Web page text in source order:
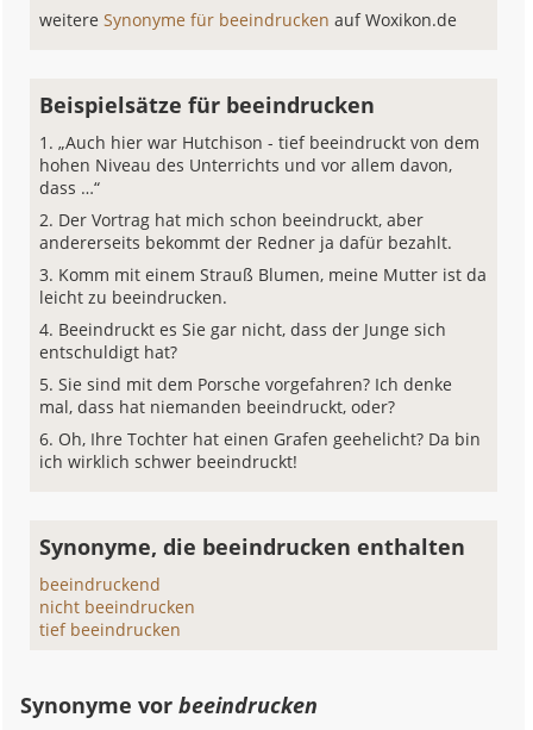
weitereSynonyme für beeindruckenauf Woxikon.de
Beispielsätze für beeindrucken
„Auch hier war Hutchison - tief beeindruckt von dem
hohen Niveau des Unterrichts und vor allem davon,
dass …“
Der Vortrag hat mich schon beeindruckt, aber
andererseits bekommt der Redner ja dafür bezahlt.
Komm mit einem Strauß Blumen, meine Mutter ist da
leicht zu beeindrucken.
Beeindruckt es Sie gar nicht, dass der Junge sich
entschuldigt hat?
Sie sind mit dem Porsche vorgefahren? Ich denke
mal, dass hat niemanden beeindruckt, oder?
Oh, Ihre Tochter hat einen Grafen geehelicht? Da bin
ich wirklich schwer beeindruckt!
Synonyme, die beeindrucken enthalten
beeindruckend
nicht beeindrucken
tief beeindrucken
Synonyme vorbeeindrucken